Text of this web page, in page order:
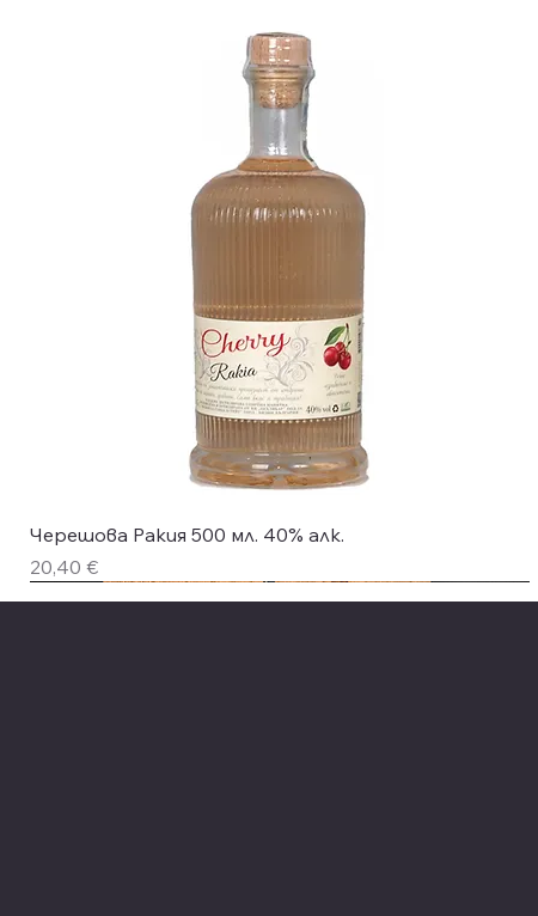
Бърз преглед
Черешова Ракия 500 мл. 40% алк.
Цена
20,40 €